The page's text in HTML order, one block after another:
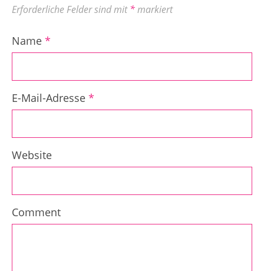
Erforderliche Felder sind mit*markiert
Name *
E-Mail-Adresse *
Website
Comment